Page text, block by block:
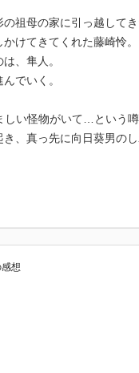
留める様子もな』い男
そんなことしてると、
タンを押したみたいに
思う みのり。『向日葵
見』ました。そんな村
ている灯ろうの先端に
切り落とされ、葉をつけ
ったんだよ』と雛子が
描写を背景に少年たち
越した小6の高橋みのり
花が、何者かによって
穏な事件が続き ー”と思
る作品です。そんな作
ない事態。みのりを身
校時代の仲間たちと充実
再び向日葵が切り落とさ
弱な母親の春美が何者
……
かれている。食用菊、タ
けそして、味のマルジュ
幾つかの会社が出汁醤
祖母の家に引っ越してき
けてきてくれた藤崎怜。
、隼人。
でいく。
しい怪物がいて…という
、真っ先に向日葵男のし
起こるのでは…と想像し
から気にはなってたなと
の濃さだと感じた。
ちの成長と変化の心理
想